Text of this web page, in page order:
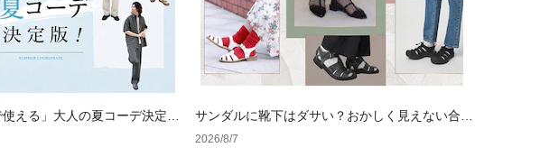
使える」大人の夏コーデ決定
イルとNGな着こなし
サンダルに靴下はダサい？おかしく見えない合わ
せ方の黄金法則と男女別おすすめコーデ
2026/8/7